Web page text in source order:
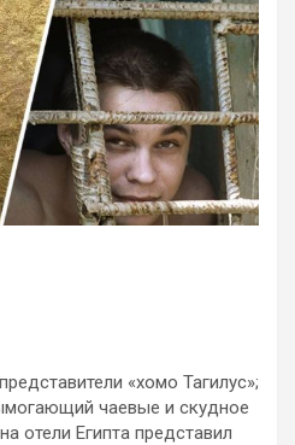
«хомо Тагилус»;
чаевые и скудное
отели Египта представил